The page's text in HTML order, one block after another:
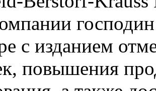
с изданием
повышения